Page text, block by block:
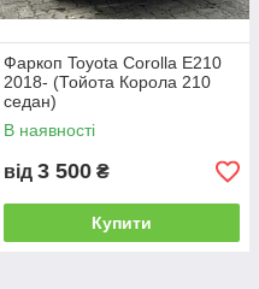
Фаркоп Toyota Corolla E210
2018- (Тойота Корола 210
седан)
В наявності
від 3 500 ₴
Купити